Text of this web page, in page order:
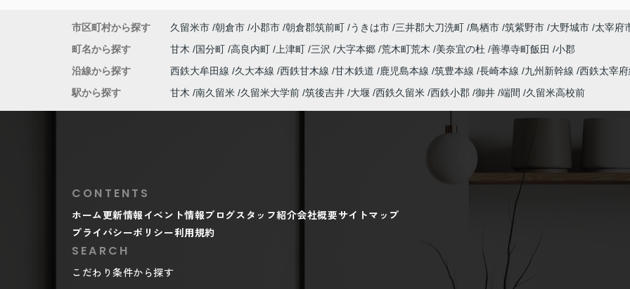
市区町村から探す 久留米市 朝倉市 小郡市 朝倉郡筑前町 うきは市 三井郡大刀洗町 鳥栖市 筑紫野市 大野城市 太宰府
町名から探す
甘木 国分町 高良内町 上津町 三沢 大字本郷 荒木町荒木 美奈宜の杜 善導寺町飯田
小郡
沿線から探す
西鉄大牟田線 久大本線 西鉄甘木線 甘木鉄道 鹿児島本線 筑豊本線 長崎本線 九州新幹線 西鉄太宰府
駅から探す
甘木 南久留米 久留米大学前 筑後吉井 大堰 西鉄久留米 西鉄小郡 御井 端間 久留米高校前
CONTENTS
ホーム更新情報イベント情報ブログスタッフ紹介会社概要サイトマップ
プライバシーポリシー利用規約
SEARCH
こだわり条件から探す